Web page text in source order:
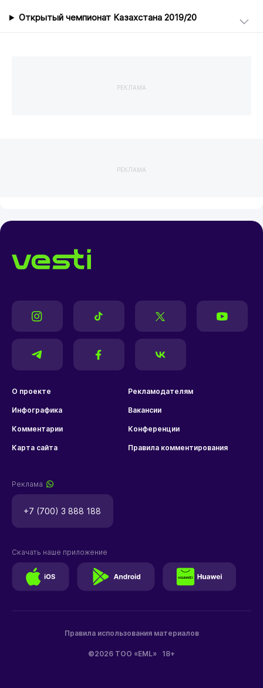
Открытый чемпионат Казахстана 2019/20
РЕКЛАМА
РЕКЛАМА
О проекте Рекламодателям
Инфографика Вакансии
Комментарии Конференции
Карта сайта Правила комментирования
Реклама
+7 (700) 3 888 188
©2026 ТОО «EML» 18+
Правила использования материалов
Скачать наше приложение